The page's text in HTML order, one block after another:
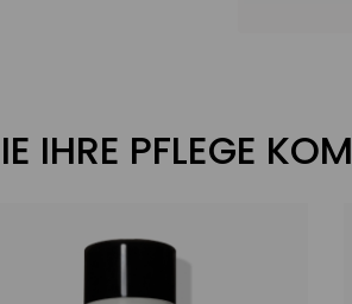
IHRE PFLEGE